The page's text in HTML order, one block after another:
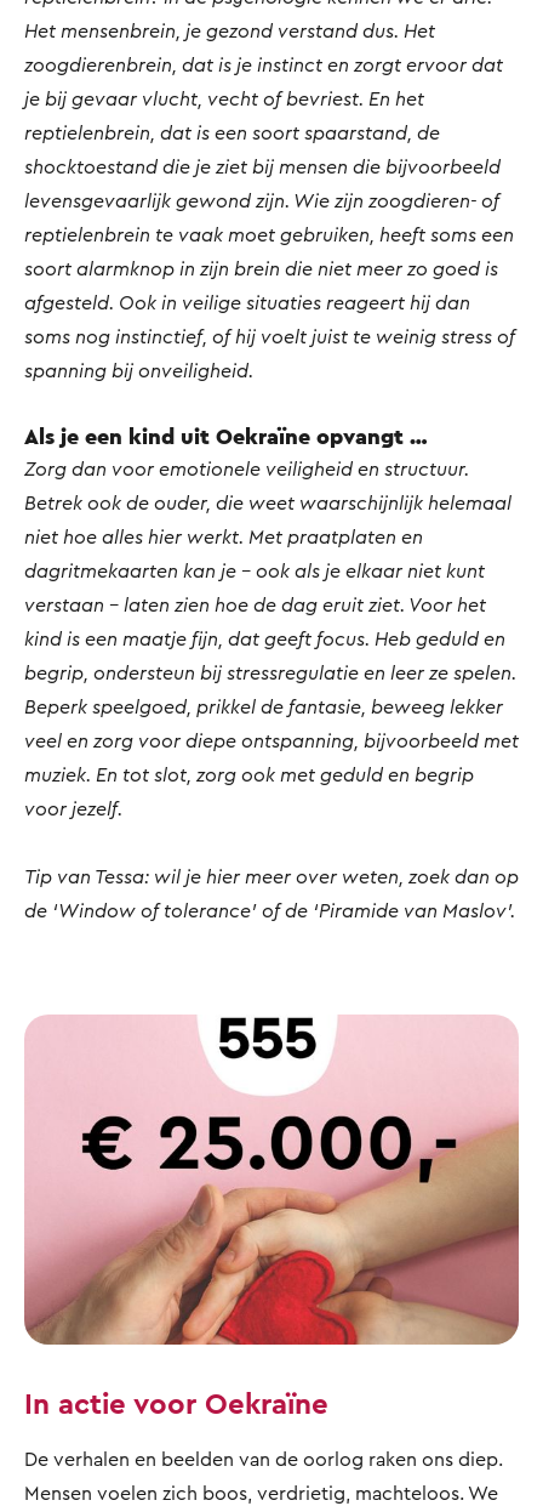
Het mensenbrein, je gezond verstand dus. Het
zoogdierenbrein, dat is je instinct en zorgt ervoor dat
je bij gevaar vlucht, vecht of bevriest. En het
reptielenbrein, dat is een soort spaarstand, de
shocktoestand die je ziet bij mensen die bijvoorbeeld
levensgevaarlijk gewond zijn. Wie zijn zoogdieren- of
reptielenbrein te vaak moet gebruiken, heeft soms een
soort alarmknop in zijn brein die niet meer zo goed is
afgesteld. Ook in veilige situaties reageert hij dan
soms nog instinctief, of hij voelt juist te weinig stress of
spanning bij onveiligheid.
Als je een kind uit Oekraïne opvangt …
Zorg dan voor emotionele veiligheid en structuur.
Betrek ook de ouder, die weet waarschijnlijk helemaal
niet hoe alles hier werkt. Met praatplaten en
dagritmekaarten kan je – ook als je elkaar niet kunt
verstaan – laten zien hoe de dag eruit ziet. Voor het
kind is een maatje fijn, dat geeft focus. Heb geduld en
begrip, ondersteun bij stressregulatie en leer ze spelen.
Beperk speelgoed, prikkel de fantasie, beweeg lekker
veel en zorg voor diepe ontspanning, bijvoorbeeld met
muziek. En tot slot, zorg ook met geduld en begrip
voor jezelf.
Tip van Tessa: wil je hier meer over weten, zoek dan op
de ‘Window of tolerance’ of de ‘Piramide van Maslov’.
In actie voor Oekraïne
De verhalen en beelden van de oorlog raken ons diep.
Mensen voelen zich boos, verdrietig, machteloos. We